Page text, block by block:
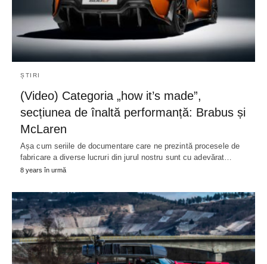
ȘTIRI
(Video) Categoria „how it’s made”,
secțiunea de înaltă performanță: Brabus și
McLaren
Așa cum seriile de documentare care ne prezintă procesele de
fabricare a diverse lucruri din jurul nostru sunt cu adevărat…
8 years în urmă